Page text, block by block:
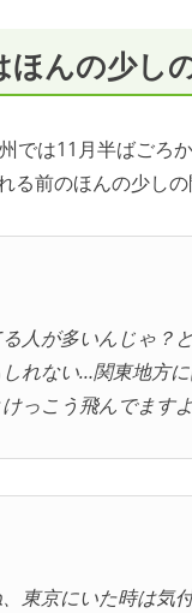
ほんの少し
では11月半ばごろ
前のほんの少しの
人が多いんじゃ？
れない…関東地方
っこう飛んでますよ
東京にいた時は気